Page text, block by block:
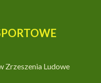
Zrzeszenia Ludowe